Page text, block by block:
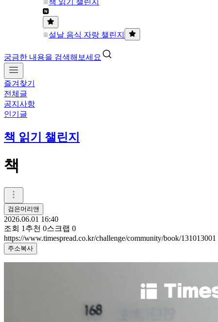
책 읽기 챌린지
설날 음식 자랑 챌린지
궁금한 내용을 검색해보세요
즐겨찾기
전체글
공지사항
인기글
책 읽기 챌린지
책
검은머리앤
2026.06.01 16:40
조회 1 추천 0스크랩 0
https://www.timespread.co.kr/challenge/community/book/131013001
주소복사